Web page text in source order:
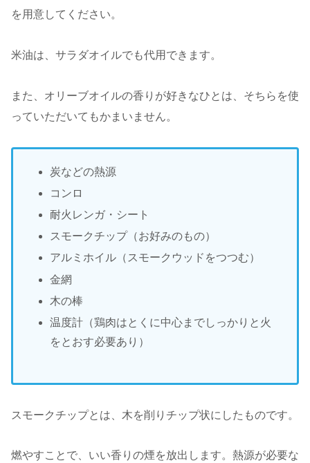
を用意してください。
米油は、サラダオイルでも代用できます。
また、オリーブオイルの香りが好きなひとは、そちらを使
っていただいてもかまいません。
炭などの熱源
コンロ
耐火レンガ・シート
スモークチップ（お好みのもの）
アルミホイル（スモークウッドをつつむ）
金網
木の棒
温度計（鶏肉はとくに中心までしっかりと火
をとおす必要あり）
スモークチップとは、木を削りチップ状にしたものです。
燃やすことで、いい香りの煙を放出します。熱源が必要な